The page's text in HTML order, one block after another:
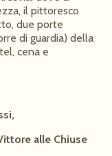
il pittoresco
due porte
di guardia) della
cena e
alle Chiuse